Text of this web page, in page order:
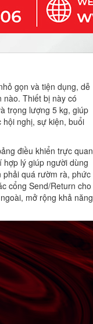
gọn và tiện dụng, dễ
nào. Thiết bị này có
trọng lượng 5 kg, giúp
nghị, sự kiện, buổi
điều khiển trực quan
lý giúp người dùng
phải quá rườm rà, phức
cổng Send/Return cho
mở rộng khả năng